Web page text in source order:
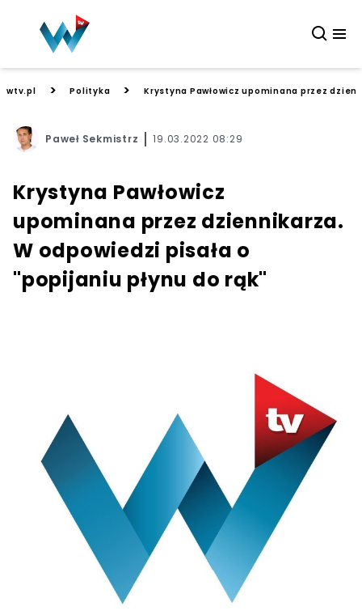
wtv.pl > Polityka > Krystyna Pawłowicz upominana przez
Paweł Sekmistrz 19.03.2022 08:29
Krystyna Pawłowicz
upominana przez dziennikarza.
W odpowiedzi pisała o
"popijaniu płynu do rąk"